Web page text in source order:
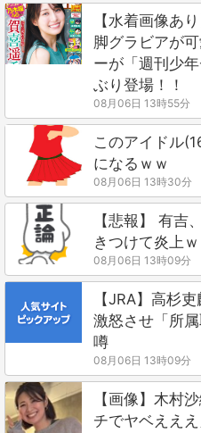
【水着画像あ
脚グラビアが
ーが「週刊少
ぶり登場！！
08月06日 13時55分
このアイドル
になるｗｗ
08月06日 13時30分
【悲報】 有吉
きつけて炎上
08月06日 13時09分
【JRA】高杉
激怒させ「所
噂
08月06日 13時09分
【画像】木村
チでヤベええ